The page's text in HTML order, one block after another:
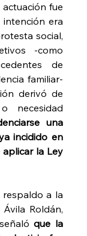
fue
era
social,
-como
de
familiar-
derivó de
necesidad
una
incidido en
la Ley
a la
Roldán,
que la